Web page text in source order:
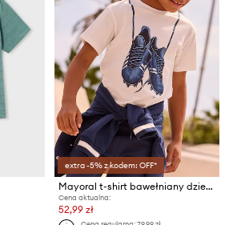
extra -5% z kodem: OFF*
Mayoral t-shirt bawełniany dziecięcy
Cena aktualna:
52,99 zł